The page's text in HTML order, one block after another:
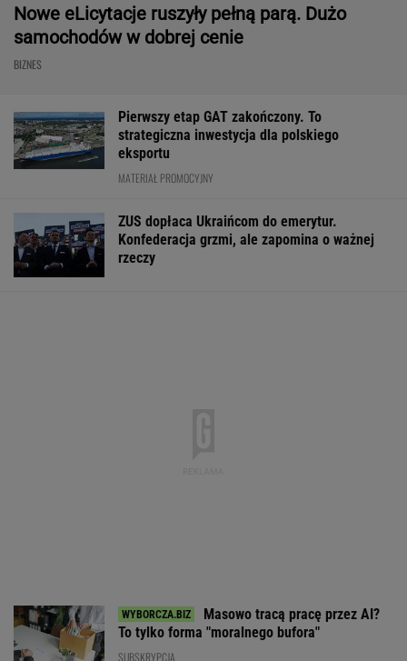
Nowe eLicytacje ruszyły pełną parą. Dużo
samochodów w dobrej cenie
BIZNES
Pierwszy etap GAT zakończony. To
strategiczna inwestycja dla polskiego
eksportu
MATERIAŁ PROMOCYJNY
ZUS dopłaca Ukraińcom do emerytur.
Konfederacja grzmi, ale zapomina o ważnej
rzeczy
Masowo tracą pracę przez AI?
To tylko forma "moralnego bufora"
SUBSKRYPCJA